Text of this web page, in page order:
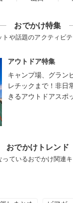
おでかけ特集
トや話題のアクティビ
アウトドア特集
キャンプ場、グラン
レチックまで！非日
きるアウトドアスポ
おでかけトレンド
ているおでかけ関連